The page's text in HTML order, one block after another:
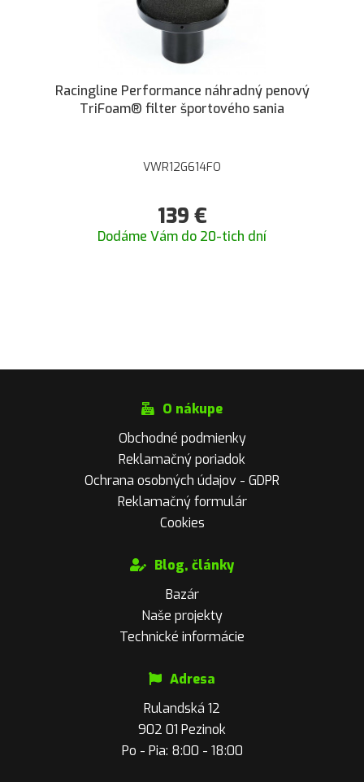
Racingline Performance náhradný penový
TriFoam® filter športového sania
VWR12G614FO
139 €
Dodáme Vám do 20-tich dní
O nákupe
Obchodné podmienky
Reklamačný poriadok
Ochrana osobných údajov - GDPR
Reklamačný formulár
Cookies
Blog, články
Bazár
Naše projekty
Technické informácie
Adresa
Rulandská 12
902 01 Pezinok
Po - Pia: 8:00 - 18:00